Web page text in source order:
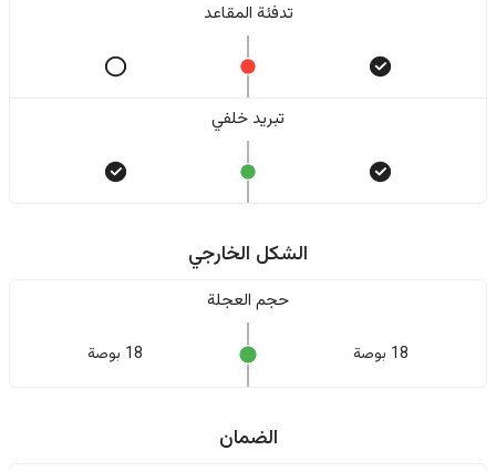
تدفئة المقاعد
تبريد خلفي
الشكل الخارجي
حجم العجلة
18 بوصة 18 بوصة
الضمان